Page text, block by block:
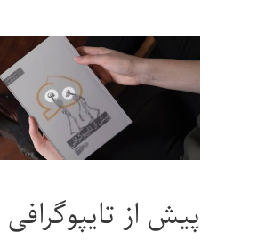
پیش از تایپوگرافی